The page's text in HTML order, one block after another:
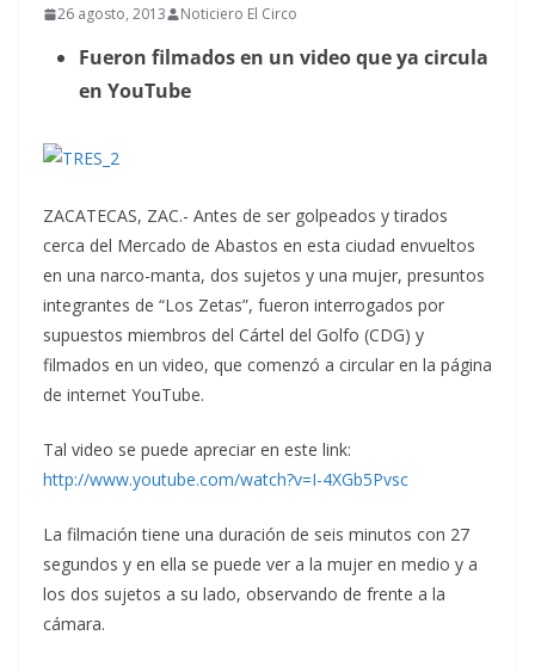
26 agosto, 2013 Noticiero El Circo
Fueron filmados en un video que ya circula
en YouTube
ZACATECAS, ZAC.- Antes de ser golpeados y tirados
cerca del Mercado de Abastos en esta ciudad envueltos
en una narco-manta, dos sujetos y una mujer, presuntos
integrantes de “Los Zetas”, fueron interrogados por
supuestos miembros del Cártel del Golfo (CDG) y
filmados en un video, que comenzó a circular en la página
de internet YouTube.
Tal video se puede apreciar en este link:
http://www.youtube.com/watch?v=I-4XGb5Pvsc
La filmación tiene una duración de seis minutos con 27
segundos y en ella se puede ver a la mujer en medio y a
los dos sujetos a su lado, observando de frente a la
cámara.